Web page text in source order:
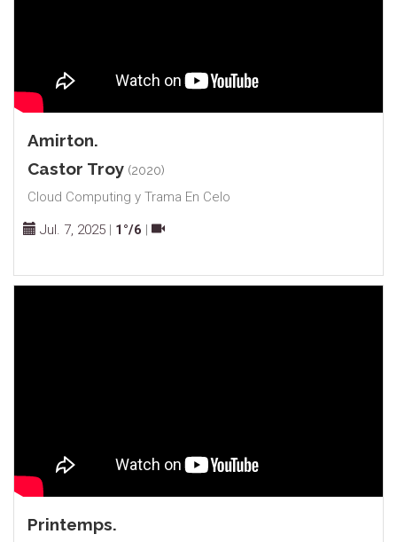
Amirton.
Castor Troy (2020)
Cloud Computing y Trama En Celo
Jul. 7, 2025 | 1°/6 |
Printemps.